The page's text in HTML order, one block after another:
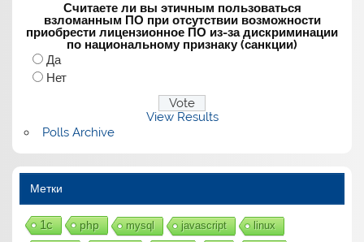
Считаете ли вы этичным пользоваться
взломанным ПО при отсутствии возможности
приобрести лицензионное ПО из-за дискриминации
по национальному признаку (санкции)
Да
Нет
View Results
Polls Archive
Метки
1с php mysql javascript linux